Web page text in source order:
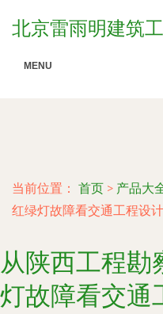
北京雷雨明建筑
MENU
当前位置： 首页 > 产品大
红绿灯故障看交通工程设
从陕西工程勘
灯故障看交通